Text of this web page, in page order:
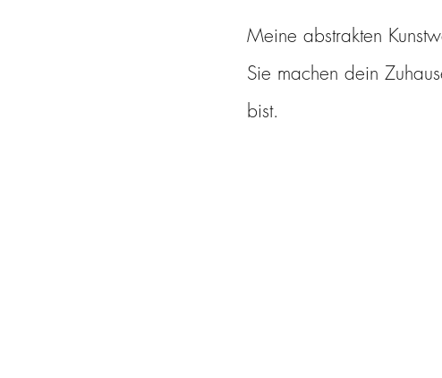
Meine abstrakten
Sie machen dein
bist.